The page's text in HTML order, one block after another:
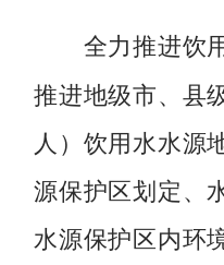
全力推进饮用
推进地级市、县
人）饮用水水源
源保护区划定、
水源保护区内环